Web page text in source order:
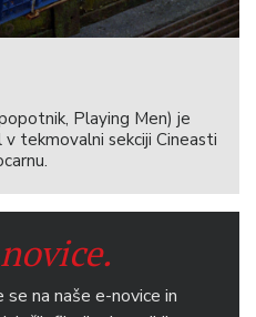
Playing Men) je
tekmovalni sekciji Cineasti
na naše e-novice in